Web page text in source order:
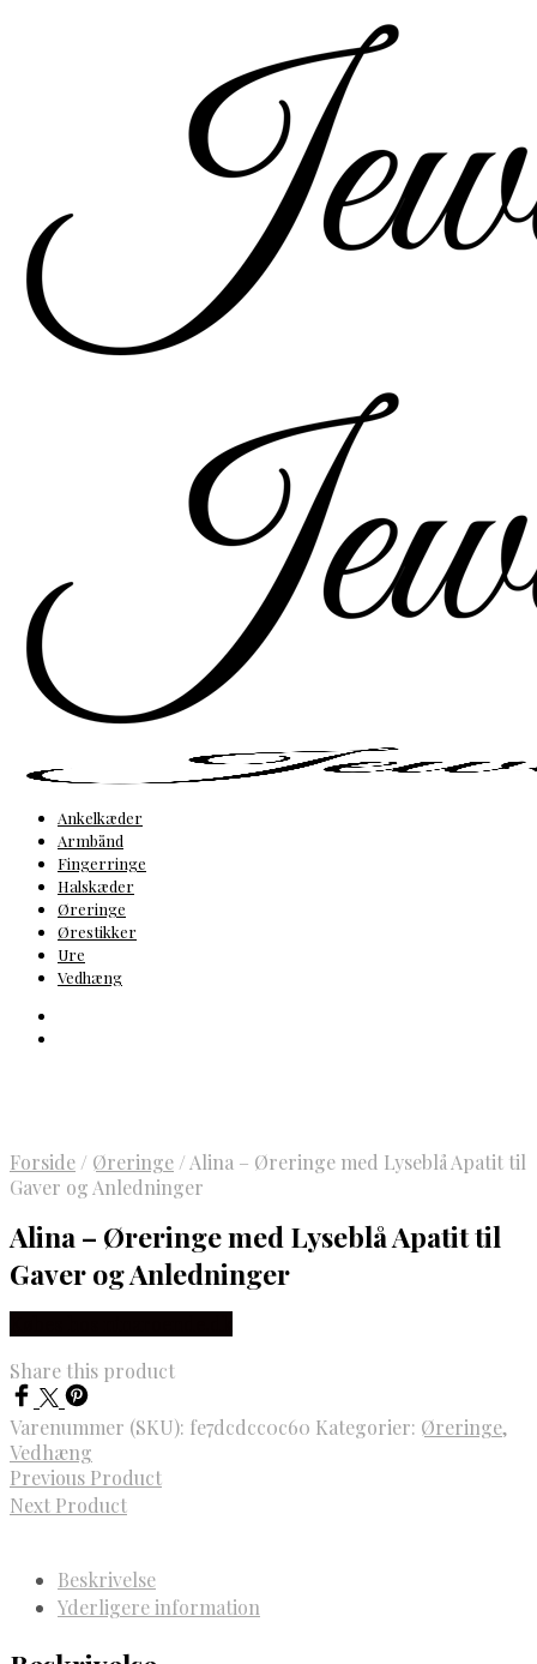
Ankelkæder
Armbånd
Fingerringe
Halskæder
Øreringe
Ørestikker
Ure
Vedhæng
Forside / Øreringe / Alina – Øreringe med Lyseblå Apatit til
Gaver og Anledninger
Alina – Øreringe med Lyseblå Apatit til
Gaver og Anledninger
Share this product
Varenummer (SKU): fe7dcdcc0c60 Kategorier: Øreringe,
Vedhæng
Previous Product
Next Product
Beskrivelse
Yderligere information